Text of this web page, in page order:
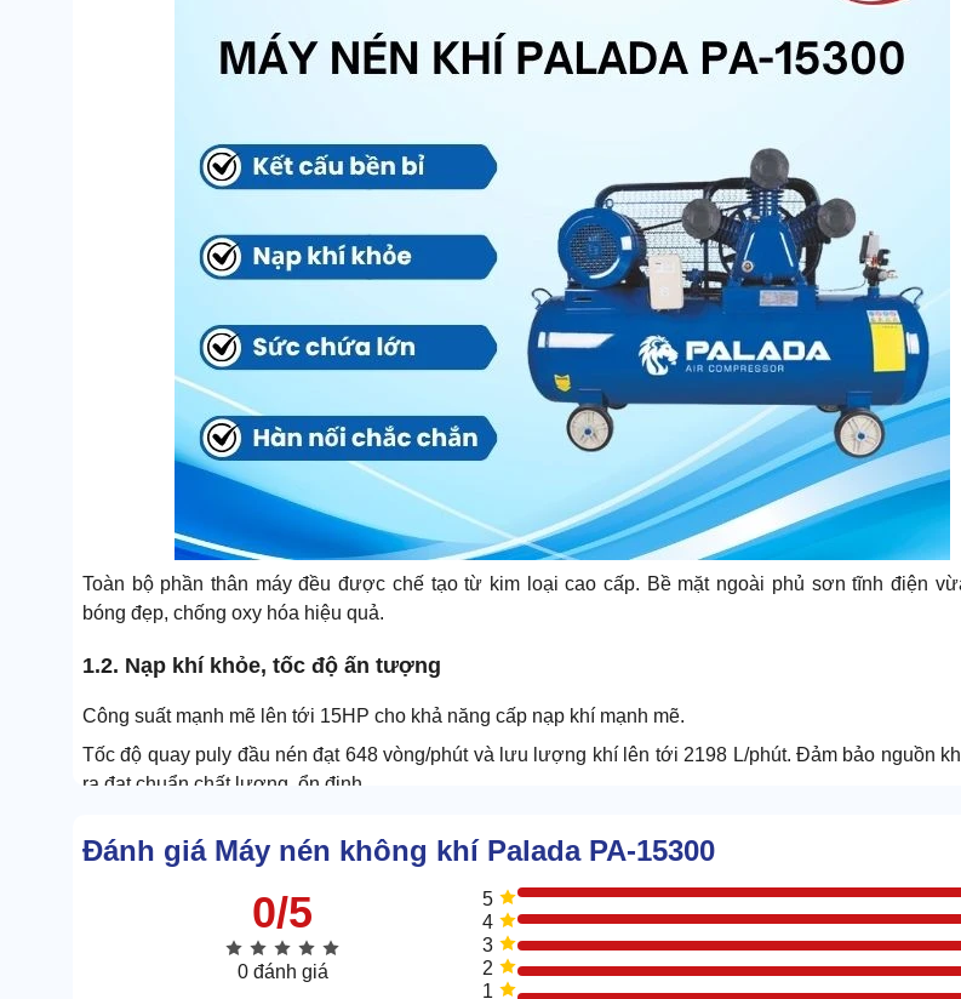
Toàn bộ phần thân máy đều được chế tạo từ kim loại cao cấp. Bề mặt ngoài phủ sơn tĩnh điện
bóng đẹp, chống oxy hóa hiệu quả.
1.2. Nạp khí khỏe, tốc độ ấn tượng
Công suất mạnh mẽ lên tới 15HP cho khả năng cấp nạp khí mạnh mẽ.
Tốc độ quay puly đầu nén đạt 648 vòng/phút và lưu lượng khí lên tới 2198 L/phút. Đảm bảo nguồn
ra đạt chuẩn chất lượng, ổn định.
1.3. Sức chứa lớn, cấp khí liên tục
Dung tích 300 lít mang lại sức chứa khí nén cực lớn. Cấp nguồn khí liên tục mà không cần nạp khí
Đánh giá Máy nén không khí Palada PA-15300
0/5
0 đánh giá
5
4
3
2
1